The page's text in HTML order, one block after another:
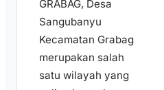
GRABAG, Desa
Sangubanyu
Kecamatan Grabag
merupakan salah
satu wilayah yang